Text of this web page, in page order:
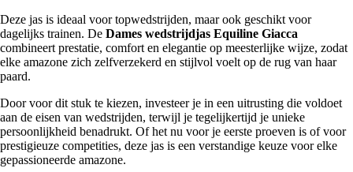
Deze jas is ideaal voor topwedstrijden, maar ook geschikt voor
dagelijks trainen. De Dames wedstrijdjas Equiline Giacca
combineert prestatie, comfort en elegantie op meesterlijke wijze, zodat
elke amazone zich zelfverzekerd en stijlvol voelt op de rug van haar
paard.
Door voor dit stuk te kiezen, investeer je in een uitrusting die voldoet
aan de eisen van wedstrijden, terwijl je tegelijkertijd je unieke
persoonlijkheid benadrukt. Of het nu voor je eerste proeven is of voor
prestigieuze competities, deze jas is een verstandige keuze voor elke
gepassioneerde amazone.